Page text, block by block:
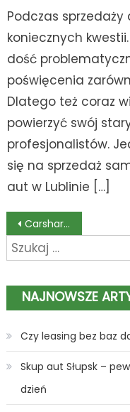
Podczas
koniecznych
dość
poświęcenia
Dlatego też coraz
powierzyć swój
profesjonalistów.
się na sprzedaż
aut w Lublinie […]
Nawigacja
wpisu
Carsharing we Wrocławiu – czy warto korzystać z tej usługi?
Szukaj:
NAJNOWSZE
Czy leasing bez baz
Skup aut Słupsk –
dzień